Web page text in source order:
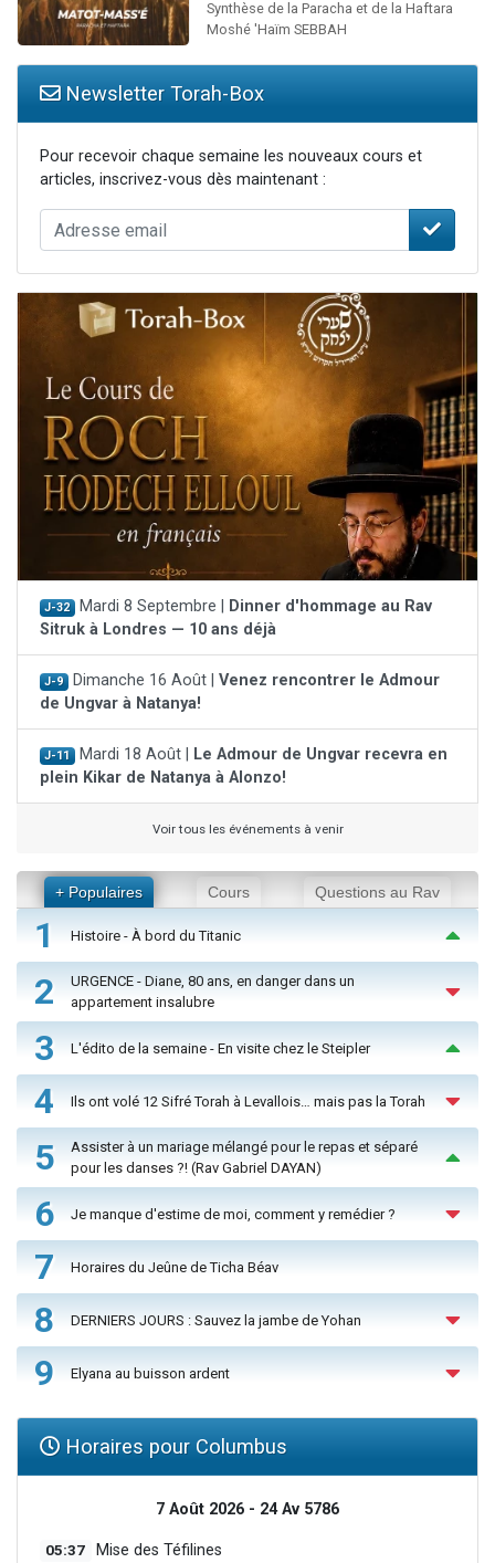
Synthèse de la Paracha et de la Haftara
Moshé 'Haïm SEBBAH
Newsletter Torah-Box
Pour recevoir chaque semaine les nouveaux cours et
articles, inscrivez-vous dès maintenant :
J-32 Mardi 8 Septembre |
Dinner d'hommage au Rav
Sitruk à Londres — 10 ans déjà
J-9 Dimanche 16 Août | Venez rencontrer le Admour
de Ungvar à Natanya!
J-11 Mardi 18 Août |
Le Admour de Ungvar recevra en
plein Kikar de Natanya à Alonzo!
Voir tous les événements à venir
+ Populaires Cours Questions au Rav
1 Histoire - À bord du Titanic
2
URGENCE - Diane, 80 ans, en danger dans un
appartement insalubre
3 L'édito de la semaine - En visite chez le Steipler
4 Ils ont volé 12 Sifré Torah à Levallois… mais pas la Torah
5
Assister à un mariage mélangé pour le repas et séparé
pour les danses ?! (Rav Gabriel DAYAN)
6 Je manque d'estime de moi, comment y remédier ?
7 Horaires du Jeûne de Ticha Béav
8 DERNIERS JOURS : Sauvez la jambe de Yohan
9 Elyana au buisson ardent
Horaires pour Columbus
7 Août 2026 - 24 Av 5786
05:37 Mise des Téfilines